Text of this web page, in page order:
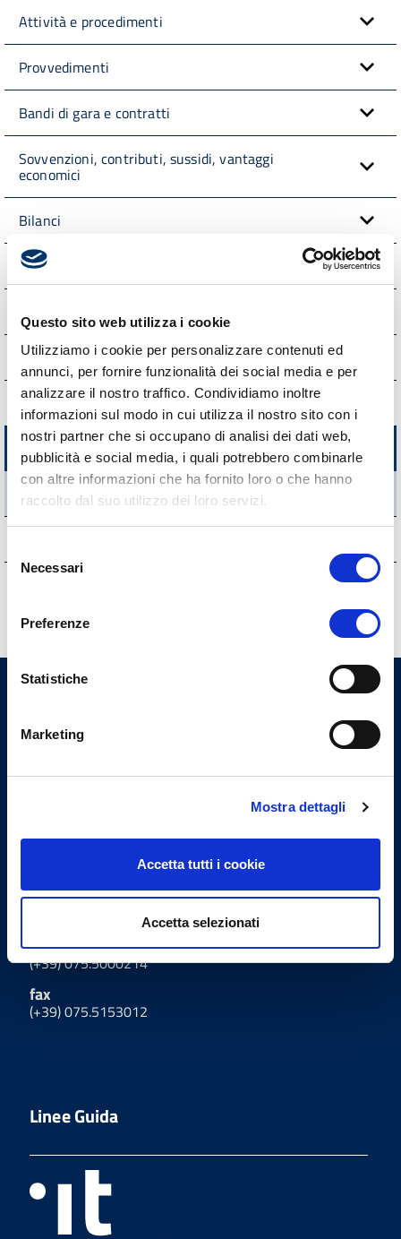
Questo sito web utilizza i cookie
Utilizziamo i cookie per personalizzare contenuti ed
annunci, per fornire funzionalità dei social media e per
analizzare il nostro traffico. Condividiamo inoltre
informazioni sul modo in cui utilizza il nostro sito con i
nostri partner che si occupano di analisi dei dati web,
pubblicità e social media, i quali potrebbero combinarle
con altre informazioni che ha fornito loro o che hanno
raccolto dal suo utilizzo dei loro servizi.
delNecessari
Preferenze
Statistiche
Marketing
Mostra dettagli
Accetta tutti i cookie
Accetta selezionati
Attività e procedimenti
Provvedimenti
Bandi di gara e contratti
Sovvenzioni, contributi, sussidi, vantaggi
economici
Bilanci
Beni Immobili e Gestione Patrimonio
Controlli e rilievi sull'amministrazione
Servizi erogati
Pagamenti dell'Amministrazione
Opere pubbliche
Atti di programmazione delle opere pubbliche
Chirurghi e degli Odontoiatri
tel
(+39) 075.5000214
fax
(+39) 075.5153012
Linee Guida